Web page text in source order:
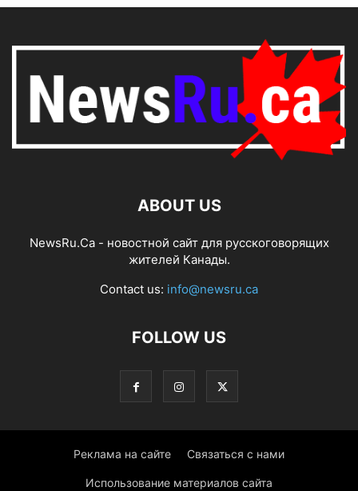
ABOUT US
NewsRu.Ca - новостной сайт для русскоговорящих
жителей Канады.
Contact us: info@newsru.ca
FOLLOW US
Реклама на сайте Связаться с нами
Использование материалов сайта